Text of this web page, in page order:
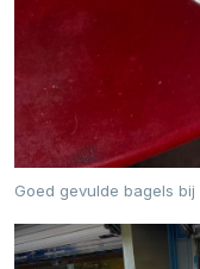
Goed gevulde bagels bij